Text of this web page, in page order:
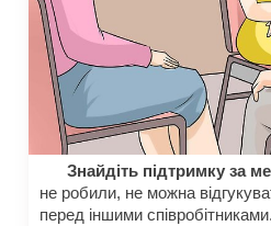
Знайдіть підтримку за
не робили, не можна
перед іншими